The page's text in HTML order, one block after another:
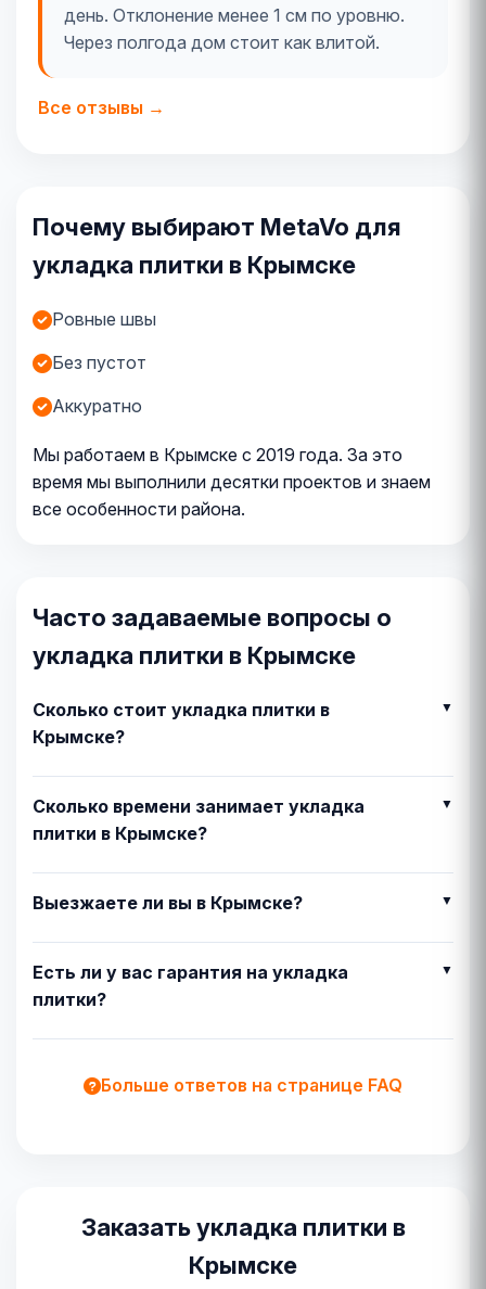
день. Отклонение менее 1 см по уровню.
Через полгода дом стоит как влитой.
Все отзывы →
Почему выбирают MetaVo для
укладка плитки в Крымске
Ровные швы
Без пустот
Аккуратно
Мы работаем в Крымске с 2019 года. За это
время мы выполнили десятки проектов и знаем
все особенности района.
Часто задаваемые вопросы о
укладка плитки в Крымске
Сколько стоит укладка плитки в
Крымске?
Сколько времени занимает укладка
плитки в Крымске?
Выезжаете ли вы в Крымске?
Есть ли у вас гарантия на укладка
плитки?
Больше ответов на странице FAQ
Заказать укладка плитки в
Крымске